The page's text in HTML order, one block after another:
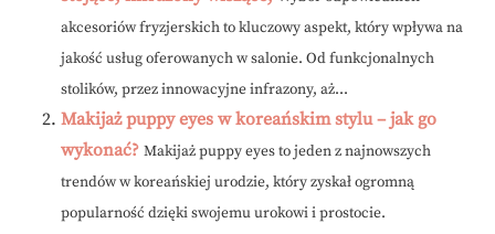
akcesoriów fryzjerskich to kluczowy aspekt, który wpływa na
jakość usług oferowanych w salonie. Od funkcjonalnych
stolików, przez innowacyjne infrazony, aż...
Makijaż puppy eyes w koreańskim stylu – jak go
wykonać? Makijaż puppy eyes to jeden z najnowszych
trendów w koreańskiej urodzie, który zyskał ogromną
popularność dzięki swojemu urokowi i prostocie.